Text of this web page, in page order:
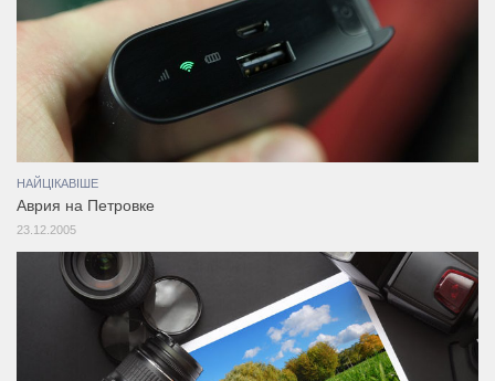
НАЙЦІКАВІШЕ
Аврия на Петровке
23.12.2005